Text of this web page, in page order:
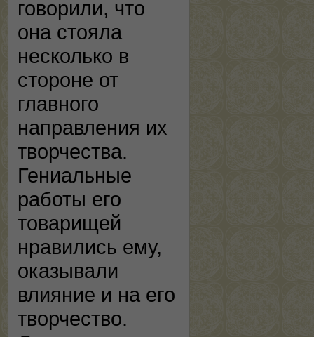
говорили, что
она стояла
несколько в
стороне от
главного
направления их
творчества.
Гениальные
работы его
товарищей
нравились ему,
оказывали
влияние и на его
творчество.